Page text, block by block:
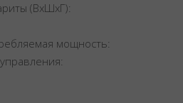
(ВхШхГ):
мощность: